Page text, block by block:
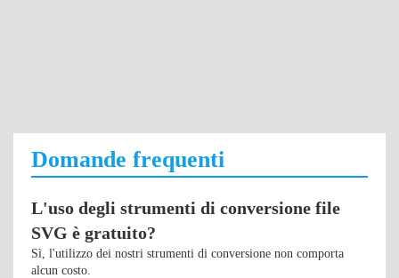
Domande frequenti
L'uso degli strumenti di conversione file
SVG è gratuito?
Sì, l'utilizzo dei nostri strumenti di conversione non comporta
alcun costo.